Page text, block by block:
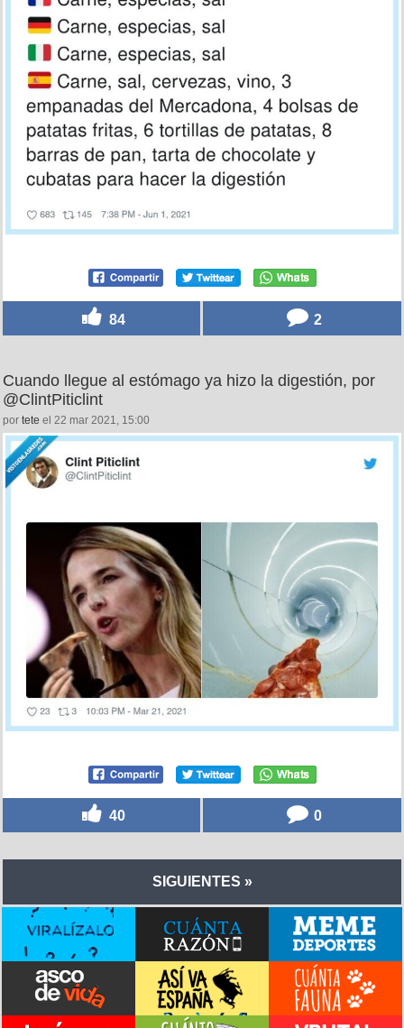
84 2
Cuando llegue al estómago ya hizo la digestión, por
@ClintPiticlint
por tete el 22 mar 2021, 15:00
40 0
SIGUIENTES »